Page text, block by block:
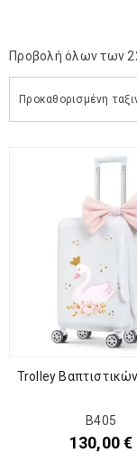
Προβολή όλων των
Προκαθορισμένη
Trolley
Β405
130,00€